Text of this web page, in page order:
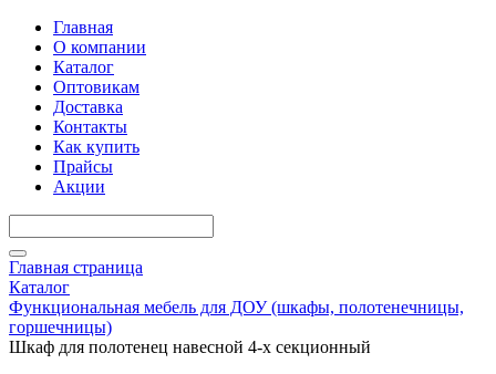
Главная
О компании
Каталог
Оптовикам
Доставка
Контакты
Как купить
Прайсы
Акции
Главная страница
Каталог
Функциональная мебель для ДОУ (шкафы, полотенечницы,
горшечницы)
Шкаф для полотенец навесной 4-х секционный